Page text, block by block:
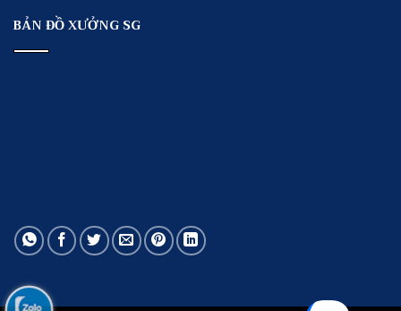
BẢN ĐỒ XƯỞNG SG